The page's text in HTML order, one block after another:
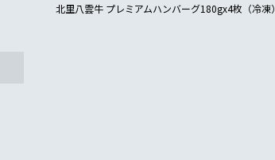
北里八雲牛 プレミアムハンバーグ180gx4枚（冷凍）